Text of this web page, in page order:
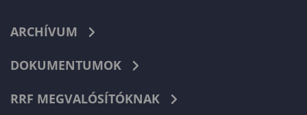
ARCHÍVUM
DOKUMENTUMOK
RRF MEGVALÓSÍTÓKNAK